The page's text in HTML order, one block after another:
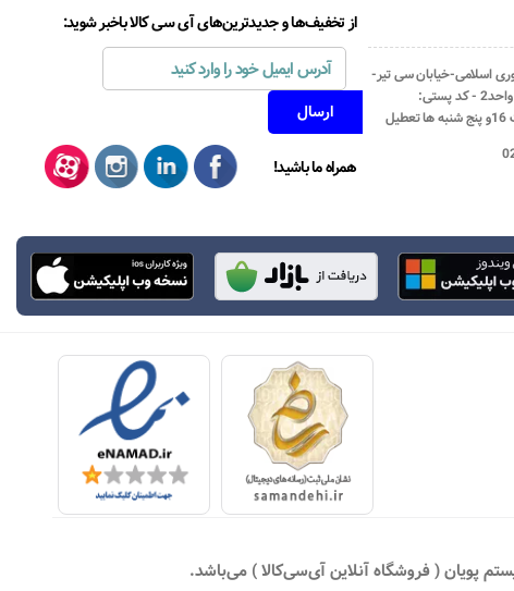
اسلامی-خیابان سی تیر-
نبش کوچه رستمی جاهد- پلاک67- واحد2 - کد پستی:
از تخفیف‌ها و جدیدترین‌های آی سی کالا باخبر شوید:
همراه ما باشید!
پویان ( فروشگاه آنلاین آی‌سی‌کالا ) می‌باشد.